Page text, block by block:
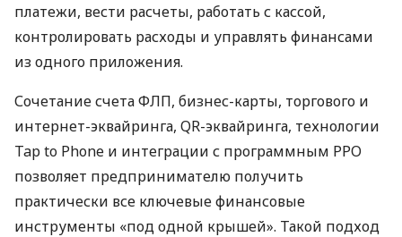
платежи, вести расчеты, работать с кассой,
контролировать расходы и управлять финансами
из одного приложения.
Сочетание счета ФЛП, бизнес-карты, торгового и
интернет-эквайринга, QR-эквайринга, технологии
Tap to Phone и интеграции с программным РРО
позволяет предпринимателю получить
практически все ключевые финансовые
инструменты «под одной крышей». Такой подход